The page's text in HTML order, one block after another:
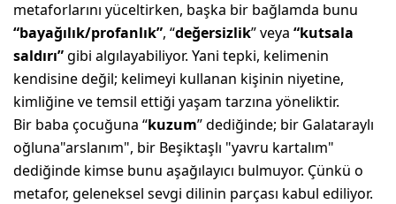
metaforlarını yüceltirken, başka bir bağlamda bunu
“bayağılık/profanlık”, “değersizlik” veya “kutsala
saldırı”gibi algılayabiliyor. Yani tepki, kelimenin
kendisine değil; kelimeyi kullanan kişinin niyetine,
kimliğine ve temsil ettiği yaşam tarzına yöneliktir.
Bir baba çocuğuna “kuzum” dediğinde; bir Galataraylı
oğluna"arslanım", bir Beşiktaşlı "yavru kartalım"
dediğinde kimse bunu aşağılayıcı bulmuyor. Çünkü o
metafor, geleneksel sevgi dilinin parçası kabul ediliyor.